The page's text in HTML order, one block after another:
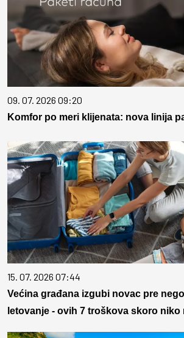
09. 07. 2026 09:20
Komfor po meri klijenata: nova linija
15. 07. 2026 07:44
Većina građana izgubi novac pre
letovanje - ovih 7 troškova skoro niko